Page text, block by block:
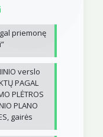
priemonę
verslo
PAGAL
PLĖTROS
PLANO
gairės